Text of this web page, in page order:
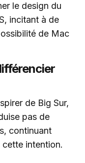
le design du
incitant à de
de Mac
de Big Sur,
pas de
continuant
intention.